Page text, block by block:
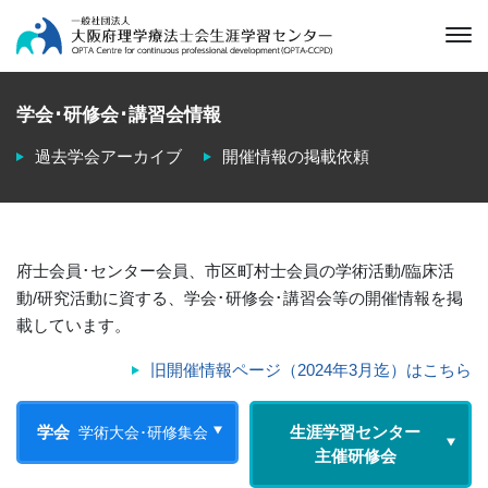
学会･研修会･講習会情報
過去学会アーカイブ 開催情報の掲載依頼
府士会員･センター会員、市区町村士会員の学術活動/臨床活
動/研究活動に資する、学会･研修会･講習会等の開催情報を掲
載しています。
旧開催情報ページ（2024年3月迄）はこちら
学会 学術大会･研修集会
生涯学習センター
主催研修会